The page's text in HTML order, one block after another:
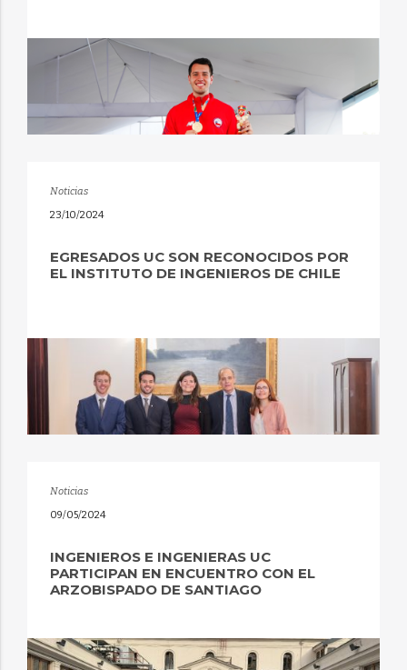
Noticias
23/10/2024
EGRESADOS UC SON RECONOCIDOS POR
EL INSTITUTO DE INGENIEROS DE CHILE
Noticias
09/05/2024
INGENIEROS E INGENIERAS UC
PARTICIPAN EN ENCUENTRO CON EL
ARZOBISPADO DE SANTIAGO